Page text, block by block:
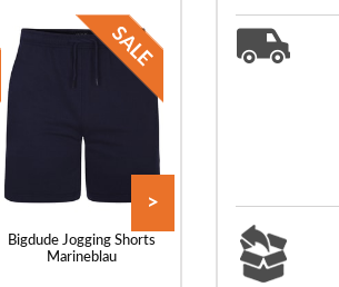
Bigdude Jogging Shorts
Marineblau
Superleichte Stretch-
Chinoshorts mit
elastischem Bund von
>